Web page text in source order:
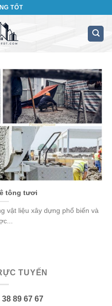
TỐT
tông tươi
vật liệu xây dựng phổ biến và
TUYẾN
89 67 67